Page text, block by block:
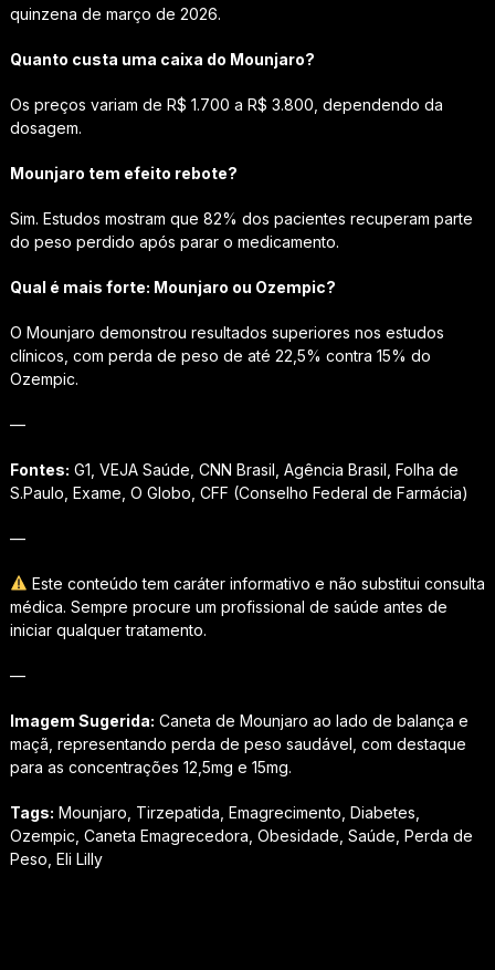
quinzena de março de 2026.
Quanto custa uma caixa do Mounjaro?
Os preços variam de R$ 1.700 a R$ 3.800, dependendo da
dosagem.
Mounjaro tem efeito rebote?
Sim. Estudos mostram que 82% dos pacientes recuperam parte
do peso perdido após parar o medicamento.
Qual é mais forte: Mounjaro ou Ozempic?
O Mounjaro demonstrou resultados superiores nos estudos
clínicos, com perda de peso de até 22,5% contra 15% do
Ozempic.
—
Fontes: G1, VEJA Saúde, CNN Brasil, Agência Brasil, Folha de
S.Paulo, Exame, O Globo, CFF (Conselho Federal de Farmácia)
—
Este conteúdo tem caráter informativo e não substitui consulta
médica. Sempre procure um profissional de saúde antes de
iniciar qualquer tratamento.
—
Imagem Sugerida: Caneta de Mounjaro ao lado de balança e
maçã, representando perda de peso saudável, com destaque
para as concentrações 12,5mg e 15mg.
Tags: Mounjaro, Tirzepatida, Emagrecimento, Diabetes,
Ozempic, Caneta Emagrecedora, Obesidade, Saúde, Perda de
Peso, Eli Lilly